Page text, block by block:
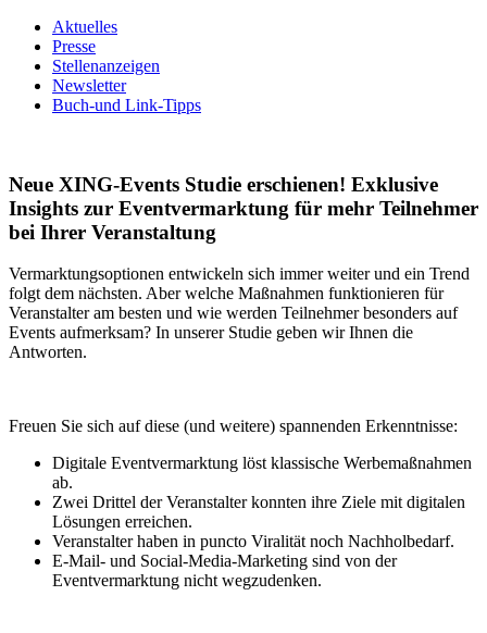
Aktuelles
Presse
Stellenanzeigen
Newsletter
Buch-und Link-Tipps
Neue XING-Events Studie erschienen! Exklusive
Insights zur Eventvermarktung für mehr Teilnehmer
bei Ihrer Veranstaltung
Vermarktungsoptionen entwickeln sich immer weiter und ein Trend
folgt dem nächsten. Aber welche Maßnahmen funktionieren für
Veranstalter am besten und wie werden Teilnehmer besonders auf
Events aufmerksam? In unserer Studie geben wir Ihnen die
Antworten.
Freuen Sie sich auf diese (und weitere) spannenden Erkenntnisse:
Digitale Eventvermarktung löst klassische Werbemaßnahmen
ab.
Zwei Drittel der Veranstalter konnten ihre Ziele mit digitalen
Lösungen erreichen.
Veranstalter haben in puncto Viralität noch Nachholbedarf.
E-Mail- und Social-Media-Marketing sind von der
Eventvermarktung nicht wegzudenken.